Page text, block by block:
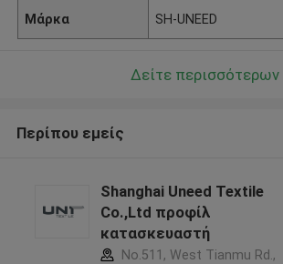
Μάρκα SH-UNEED
Δείτε περισσότερων
Περίπου εμείς
Shanghai Uneed Textile
Co.,Ltd προφίλ
κατασκευαστή
No.511, West Tianmu Rd.,